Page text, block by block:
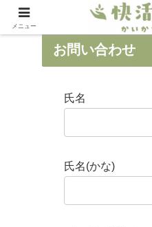
お問い合わせ
氏名
氏名(かな)
メニュー